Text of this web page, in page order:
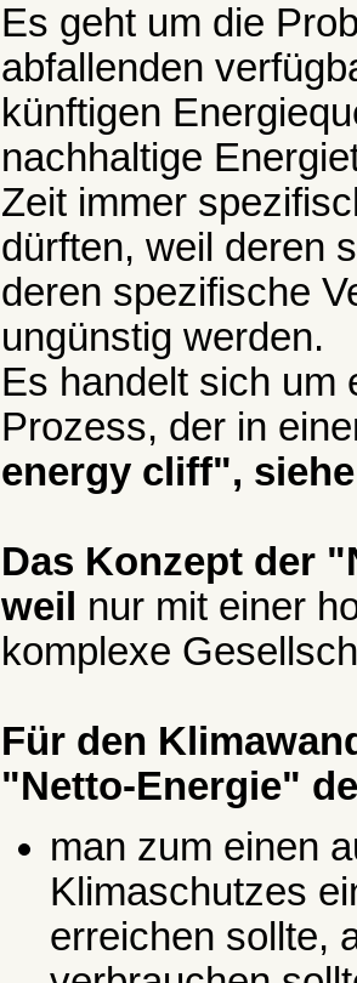
Es geht um die
abfallenden
künftigen
nachhaltige
Zeit immer
dürften, weil deren
deren spezifische
ungünstig werden.
Es handelt sich um
Prozess, der in
energy cliff",
Das Konzept der
weil
nur mit einer
komplexe
Für den
"Netto-Energie"
man zum einen
Klimaschutzes
erreichen sollte,